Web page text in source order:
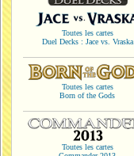
Toutes les cartes
Duel Decks : Jace vs. Vraska
Toutes les cartes
Born of the Gods
Toutes les cartes